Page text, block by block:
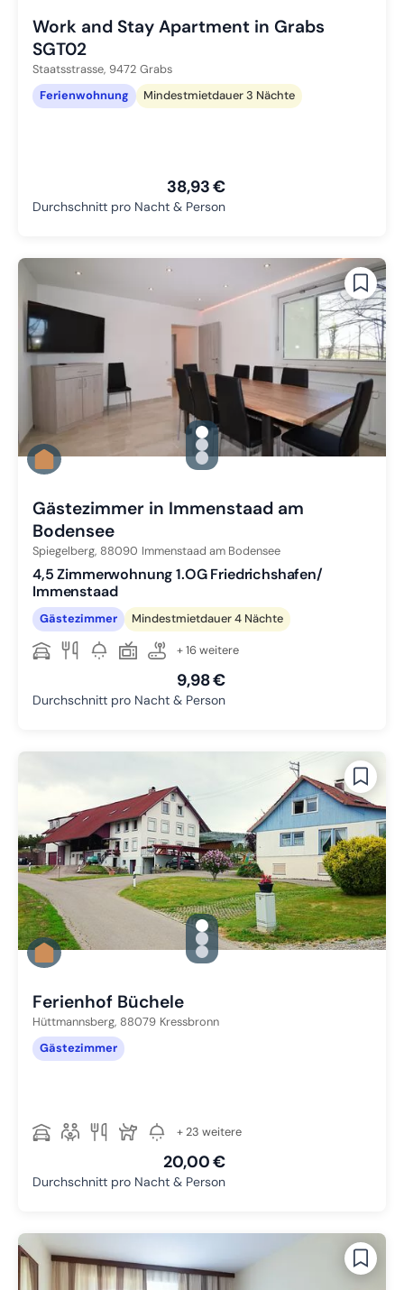
Work and Stay Apartment in Grabs
SGT02
Staatsstrasse, 9472 Grabs
Ferienwohnung
Mindestmietdauer 3 Nächte
38,93 €
Durchschnitt pro Nacht & Person
gallery.slide_selector
Zu Slide 1 wechseln
Zu Slide 2 wechseln
Zu Slide 3 wechseln
Gästezimmer in Immenstaad am
Bodensee
Spiegelberg, 88090 Immenstaad am Bodensee
4,5 Zimmerwohnung 1.OG Friedrichshafen/
Immenstaad
Gästezimmer Mindestmietdauer 4 Nächte
+ 16 weitere
9,98 €
Durchschnitt pro Nacht & Person
gallery.slide_selector
Zu Slide 1 wechseln
Zu Slide 2 wechseln
Zu Slide 3 wechseln
Ferienhof Büchele
Hüttmannsberg, 88079 Kressbronn
Gästezimmer
+ 23 weitere
20,00 €
Durchschnitt pro Nacht & Person